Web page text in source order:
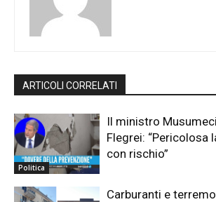
ARTICOLI CORRELATI
Politica
Il ministro
Flegrei: “Pericolosa
con rischio”
Carburanti e